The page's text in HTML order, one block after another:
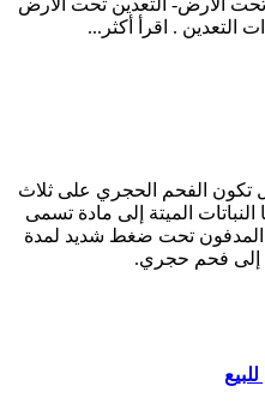
. اقرأ أكثر...
تكون الفحم الحجري على ثلاث
بقايا النباتات الميتة إلى مادة تسمى
وقوع الخث المدفون تحت ضغط شديد لمدة
إلى فحم حجري.